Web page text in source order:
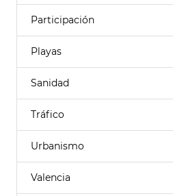
Participación
Playas
Sanidad
Tráfico
Urbanismo
Valencia